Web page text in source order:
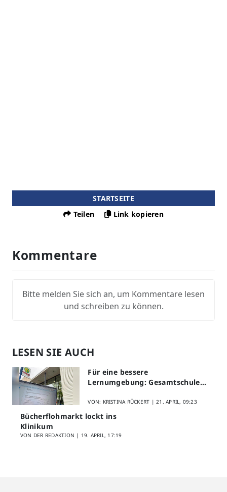
STARTSEITE
Teilen
Link kopieren
Kommentare
Bitte melden Sie sich an, um Kommentare lesen
und schreiben zu können.
LESEN SIE AUCH
Für eine bessere
Lernumgebung: Gesamtschule
Schülerfeedback
VON: KRISTINA RÜCKERT |21. APRIL, 09:23
Bücherflohmarkt lockt ins
Klinikum
VON DER REDAKTION | 19. APRIL, 17:19